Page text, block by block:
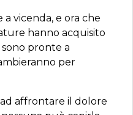
vicenda, e ora che
hanno acquisito
pronte a
per
affrontare il dolore